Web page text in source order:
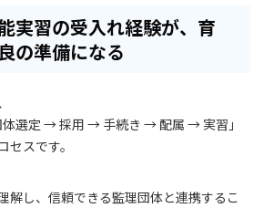
実習の受入れ経験が、育
の準備になる
体選定 → 採用 → 手続き → 配属 → 実習」
セスです。
解し、信頼できる監理団体と連携するこ